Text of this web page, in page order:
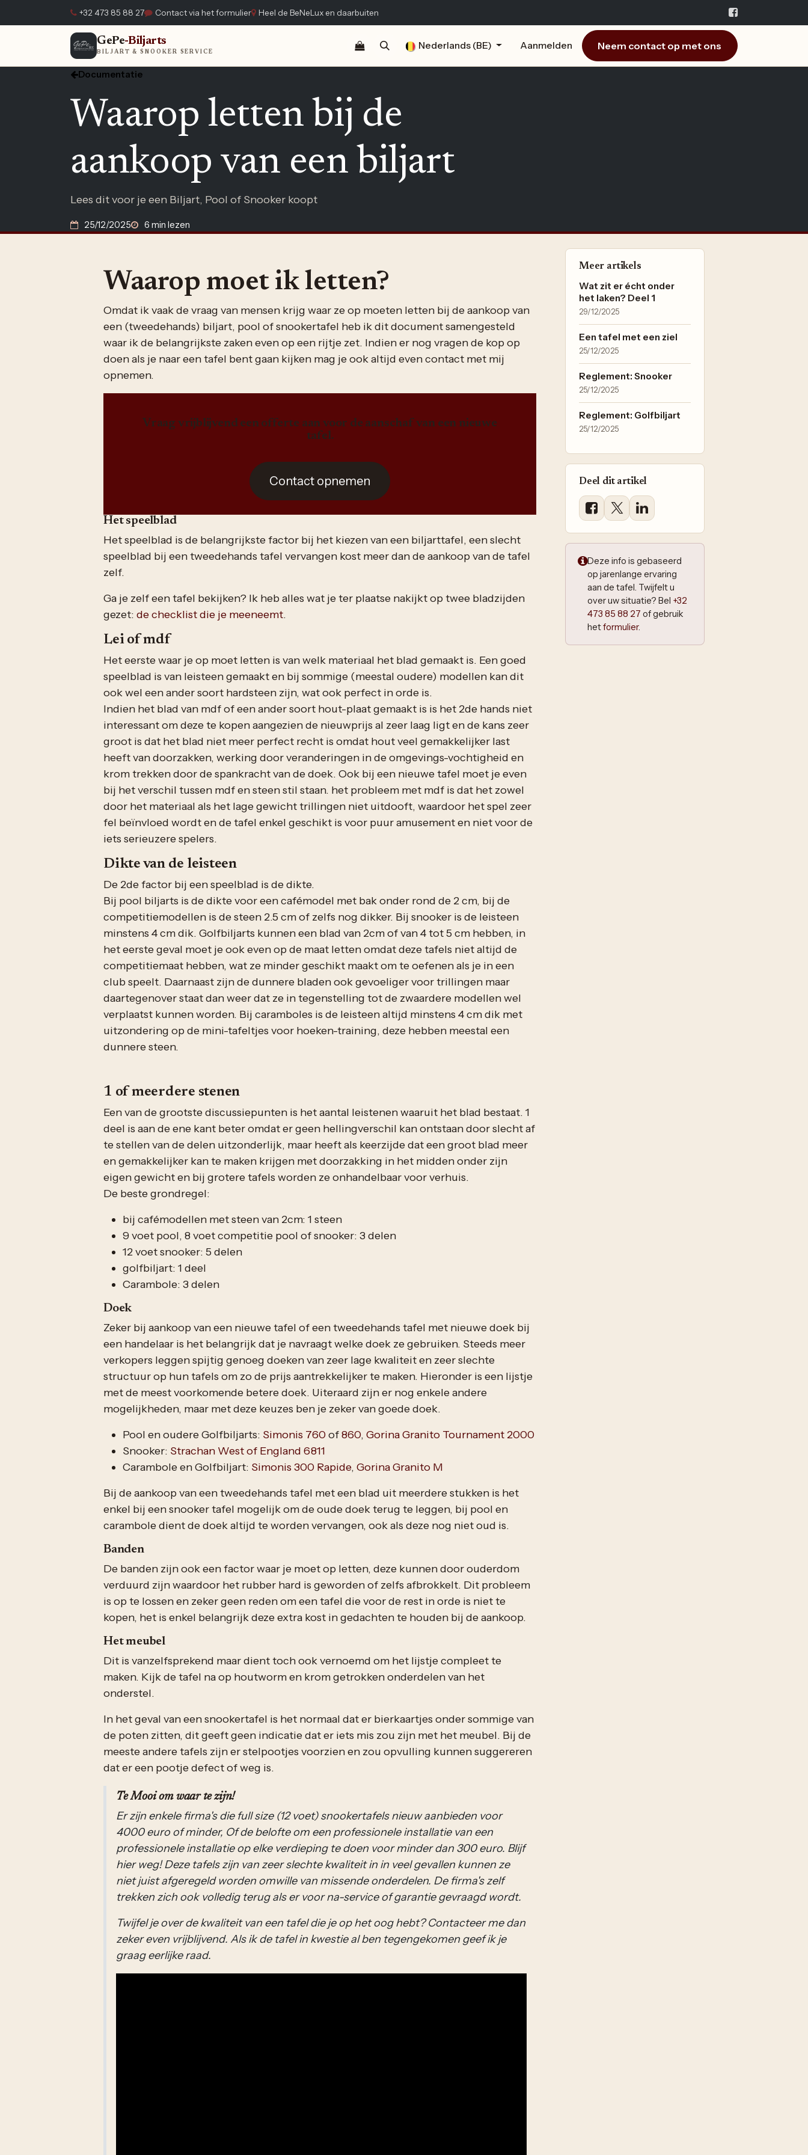
Overslaan naar inhoud+32 473 85 88 27 Contact via het formulier Heel de BeNeLux en daarbuiten
GePe-Biljarts
BILJART & SNOOKER SERVICE
Documentatie Publicaties Contact
Nederlands (BE) Aanmelden Neem contact op met ons
Documentatie
Waarop letten bij de
aankoop van een biljart
Lees dit voor je een Biljart, Pool of Snooker koopt
25/12/2025 6 min lezen
Waarop moet ik letten?
Omdat ik vaak de vraag van mensen krijg waar ze op moeten letten bij de aankoop van
een (tweedehands) biljart, pool of snookertafel heb ik dit document samengesteld
waar ik de belangrijkste zaken even op een rijtje zet. Indien er nog vragen de kop op
doen als je naar een tafel bent gaan kijken mag je ook altijd even contact met mij
opnemen.
Vraag vrijblijvend een offerte aan voor de aanschaf van een nieuwe
tafel.
Contact opnemen
Het speelblad
Het speelblad is de belangrijkste factor bij het kiezen van een biljarttafel, een slecht
speelblad bij een tweedehands tafel vervangen kost meer dan de aankoop van de tafel
zelf.
Ga je zelf een tafel bekijken? Ik heb alles wat je ter plaatse nakijkt op twee bladzijden
gezet: de checklist die je meeneemt.
Lei of mdf
Het eerste waar je op moet letten is van welk materiaal het blad gemaakt is. Een goed
speelblad is van leisteen gemaakt en bij sommige (meestal oudere) modellen kan dit
ook wel een ander soort hardsteen zijn, wat ook perfect in orde is.
Indien het blad van mdf of een ander soort hout-plaat gemaakt is is het 2de hands niet
interessant om deze te kopen aangezien de nieuwprijs al zeer laag ligt en de kans zeer
groot is dat het blad niet meer perfect recht is omdat hout veel gemakkelijker last
heeft van doorzakken, werking door veranderingen in de omgevings-vochtigheid en
krom trekken door de spankracht van de doek. Ook bij een nieuwe tafel moet je even
bij het verschil tussen mdf en steen stil staan. het probleem met mdf is dat het zowel
door het materiaal als het lage gewicht trillingen niet uitdooft, waardoor het spel zeer
fel beïnvloed wordt en de tafel enkel geschikt is voor puur amusement en niet voor de
iets serieuzere spelers.
Dikte van de leisteen
De 2de factor bij een speelblad is de dikte.
Bij pool biljarts is de dikte voor een cafémodel met bak onder rond de 2 cm, bij de
competitiemodellen is de steen 2.5 cm of zelfs nog dikker. Bij snooker is de leisteen
minstens 4 cm dik. Golfbiljarts kunnen een blad van 2cm of van 4 tot 5 cm hebben, in
het eerste geval moet je ook even op de maat letten omdat deze tafels niet altijd de
competitiemaat hebben, wat ze minder geschikt maakt om te oefenen als je in een
club speelt. Daarnaast zijn de dunnere bladen ook gevoeliger voor trillingen maar
daartegenover staat dan weer dat ze in tegenstelling tot de zwaardere modellen wel
verplaatst kunnen worden. Bij caramboles is de leisteen altijd minstens 4 cm dik met
uitzondering op de mini-tafeltjes voor hoeken-training, deze hebben meestal een
dunnere steen.
1 of meerdere stenen
Een van de grootste discussiepunten is het aantal leistenen waaruit het blad bestaat. 1
deel is aan de ene kant beter omdat er geen hellingverschil kan ontstaan door slecht af
te stellen van de delen uitzonderlijk, maar heeft als keerzijde dat een groot blad meer
en gemakkelijker kan te maken krijgen met doorzakking in het midden onder zijn
eigen gewicht en bij grotere tafels worden ze onhandelbaar voor verhuis.
De beste grondregel:
bij cafémodellen met steen van 2cm: 1 steen
9 voet pool, 8 voet competitie pool of snooker: 3 delen
12 voet snooker: 5 delen
golfbiljart: 1 deel
Carambole: 3 delen
Doek
Zeker bij aankoop van een nieuwe tafel of een tweedehands tafel met nieuwe doek bij
een handelaar is het belangrijk dat je navraagt welke doek ze gebruiken. Steeds meer
verkopers leggen spijtig genoeg doeken van zeer lage kwaliteit en zeer slechte
structuur op hun tafels om zo de prijs aantrekkelijker te maken. Hieronder is een lijstje
met de meest voorkomende betere doek. Uiteraard zijn er nog enkele andere
mogelijkheden, maar met deze keuzes ben je zeker van goede doek.
Pool en oudere Golfbiljarts: Simonis 760 of860, Gorina Granito Tournament 2000
Snooker: Strachan West of England 6811
Carambole en Golfbiljart: Simonis 300 Rapide, Gorina Granito M
Bij de aankoop van een tweedehands tafel met een blad uit meerdere stukken is het
enkel bij een snooker tafel mogelijk om de oude doek terug te leggen, bij pool en
carambole dient de doek altijd te worden vervangen, ook als deze nog niet oud is.
Banden
De banden zijn ook een factor waar je moet op letten, deze kunnen door ouderdom
verduurd zijn waardoor het rubber hard is geworden of zelfs afbrokkelt. Dit probleem
is op te lossen en zeker geen reden om een tafel die voor de rest in orde is niet te
kopen, het is enkel belangrijk deze extra kost in gedachten te houden bij de aankoop.
Het meubel
Dit is vanzelfsprekend maar dient toch ook vernoemd om het lijstje compleet te
maken. Kijk de tafel na op houtworm en krom getrokken onderdelen van het
onderstel.
In het geval van een snookertafel is het normaal dat er bierkaartjes onder sommige van
de poten zitten, dit geeft geen indicatie dat er iets mis zou zijn met het meubel. Bij de
meeste andere tafels zijn er stelpootjes voorzien en zou opvulling kunnen suggereren
dat er een pootje defect of weg is.
Te Mooi om waar te zijn!
Er zijn enkele firma's die full size (12 voet) snookertafels nieuw aanbieden voor
4000 euro of minder, Of de belofte om een professionele installatie van een
professionele installatie op elke verdieping te doen voor minder dan 300 euro. Blijf
hier weg! Deze tafels zijn van zeer slechte kwaliteit in in veel gevallen kunnen ze
niet juist afgeregeld worden omwille van missende onderdelen. De firma's zelf
trekken zich ook volledig terug als er voor na-service of garantie gevraagd wordt.
Twijfel je over de kwaliteit van een tafel die je op het oog hebt? Contacteer me dan
zeker even vrijblijvend. Als ik de tafel in kwestie al ben tegengekomen geef ik je
graag eerlijke raad.
Meer artikels
Wat zit er écht onder
het laken? Deel 1
29/12/2025
Een tafel met een ziel
25/12/2025
Reglement: Snooker
25/12/2025
Reglement: Golfbiljart
25/12/2025
Deel dit artikel
Deze info is gebaseerd
op jarenlange ervaring
aan de tafel. Twijfelt u
over uw situatie? Bel +32
473 85 88 27 of gebruik
hetformulier.